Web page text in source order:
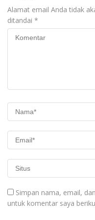
Alamat email Anda tidak
ditandai *
Simpan nama, email,
untuk komentar saya